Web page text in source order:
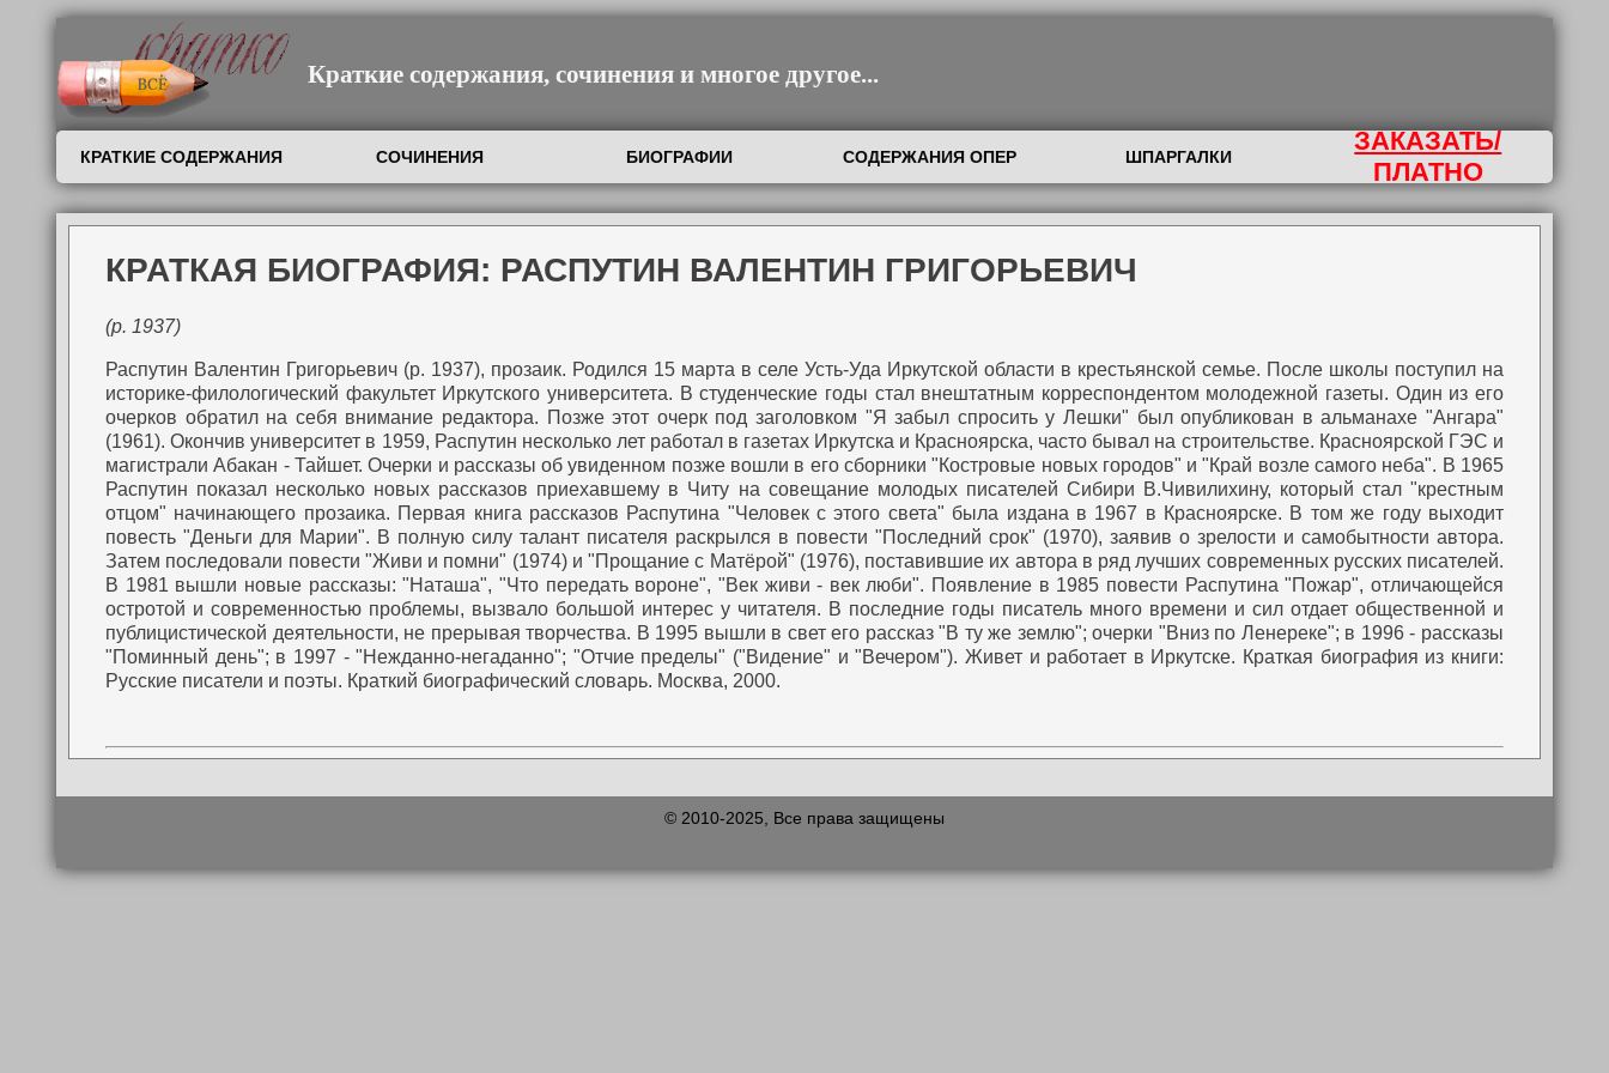
Краткие содержания, сочинения и многое другое...
КРАТКИЕ СОДЕРЖАНИЯ СОЧИНЕНИЯ БИОГРАФИИ СОДЕРЖАНИЯ ОПЕР ШПАРГАЛКИ
ЗАКАЗАТЬ/
ПЛАТНО
КРАТКАЯ БИОГРАФИЯ: РАСПУТИН ВАЛЕНТИН ГРИГОРЬЕВИЧ
(р. 1937)
Распутин Валентин Григорьевич (р. 1937), прозаик. Родился 15 марта в селе Усть-Уда Иркутской области в крестьянской семье. После школы поступил на
историке-филологический факультет Иркутского университета. В студенческие годы стал внештатным корреспондентом молодежной газеты. Один из его
очерков обратил на себя внимание редактора. Позже этот очерк под заголовком "Я забыл спросить у Лешки" был опубликован в альманахе "Ангара"
(1961). Окончив университет в 1959, Распутин несколько лет работал в газетах Иркутска и Красноярска, часто бывал на строительстве. Красноярской ГЭС и
магистрали Абакан - Тайшет. Очерки и рассказы об увиденном позже вошли в его сборники "Костровые новых городов" и "Край возле самого неба". В 1965
Распутин показал несколько новых рассказов приехавшему в Читу на совещание молодых писателей Сибири В.Чивилихину, который стал "крестным
отцом" начинающего прозаика. Первая книга рассказов Распутина "Человек с этого света" была издана в 1967 в Красноярске. В том же году выходит
повесть "Деньги для Марии". В полную силу талант писателя раскрылся в повести "Последний срок" (1970), заявив о зрелости и самобытности автора.
Затем последовали повести "Живи и помни" (1974) и "Прощание с Матёрой" (1976), поставившие их автора в ряд лучших современных русских писателей.
В 1981 вышли новые рассказы: "Наташа", "Что передать вороне", "Век живи - век люби". Появление в 1985 повести Распутина "Пожар", отличающейся
остротой и современностью проблемы, вызвало большой интерес у читателя. В последние годы писатель много времени и сил отдает общественной и
публицистической деятельности, не прерывая творчества. В 1995 вышли в свет его рассказ "В ту же землю"; очерки "Вниз по Ленереке"; в 1996 - рассказы
"Поминный день"; в 1997 - "Нежданно-негаданно"; "Отчие пределы" ("Видение" и "Вечером"). Живет и работает в Иркутске. Краткая биография из книги:
Русские писатели и поэты. Краткий биографический словарь. Москва, 2000.
© 2010-2025, Все права защищены